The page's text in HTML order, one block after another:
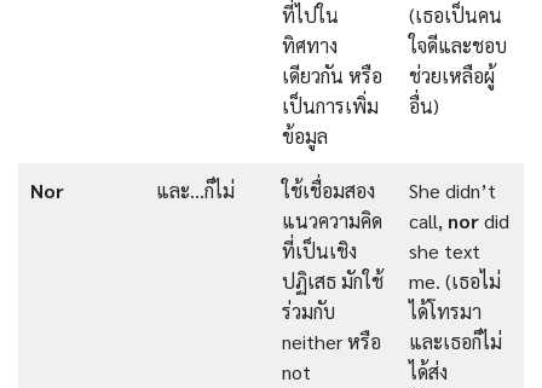
ที่ไปใน
ทิศทาง
เดียวกัน หรือ
เป็นการเพิ่ม
ข้อมูล
(เธอเป็นคน
ใจดีและชอบ
ช่วยเหลือผู้
อื่น)
Nor และ…ก็ไม่
ใช้เชื่อมสอง
แนวความคิด
ที่เป็นเชิง
ปฏิเสธ มักใช้
ร่วมกับ
neither หรือ
not
She didn’t
call, nordid
she text
me. (เธอไม่
ได้โทรมา
และเธอก็ไม่
ได้ส่ง